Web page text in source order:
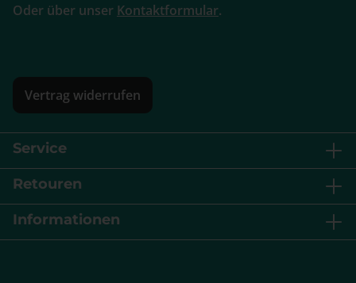
Oder über unser Kontaktformular.
Vertrag widerrufen
Service
Retouren
Informationen